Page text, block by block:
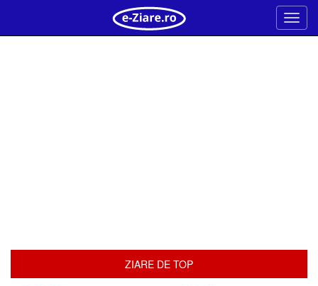
Meniu
ZIARE DE TOP